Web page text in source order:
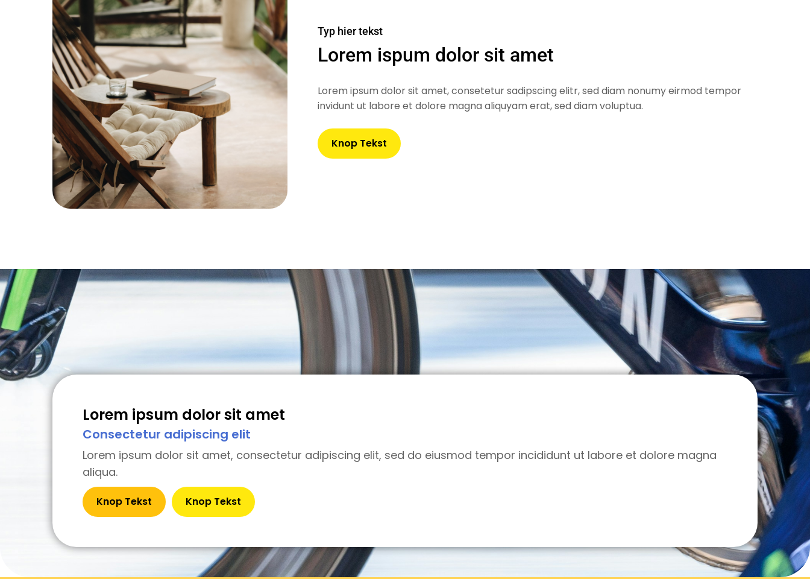
Typ hier tekst
Lorem ispum dolor sit amet
Lorem ipsum dolor sit amet, consetetur sadipscing elitr, sed diam nonumy eirmod tempor
invidunt ut labore et dolore magna aliquyam erat, sed diam voluptua.
Knop Tekst
Lorem ipsum dolor sit amet
Consectetur adipiscing elit
Lorem ipsum dolor sit amet, consectetur adipiscing elit, sed do eiusmod tempor incididunt ut labore et dolore magna
aliqua.
Knop Tekst Knop Tekst